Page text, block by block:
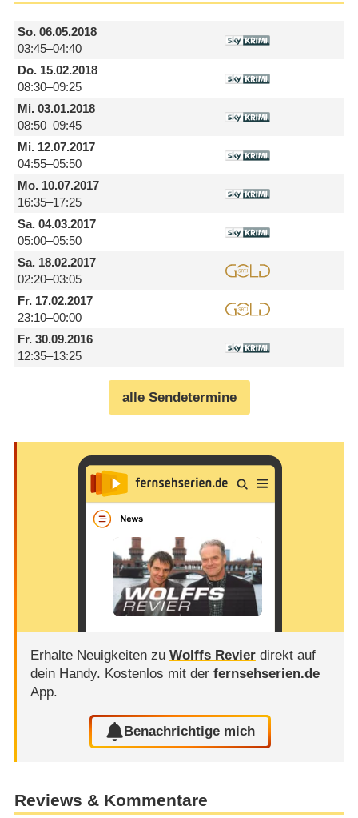
So.06.05.2018
03:45–04:40
Do.15.02.2018
08:30–09:25
Mi.03.01.2018
08:50–09:45
Mi.12.07.2017
04:55–05:50
Mo.10.07.2017
16:35–17:25
Sa.04.03.2017
05:00–05:50
Sa.18.02.2017
02:20–03:05
Fr.17.02.2017
23:10–00:00
Fr.30.09.2016
12:35–13:25
alle Sendetermine
Erhalte Neuigkeiten zu Wolffs Revierdirekt auf
dein Handy. Kostenlos mit der fernsehserien.de
App.
Benachrichtige mich
Reviews & Kommentare